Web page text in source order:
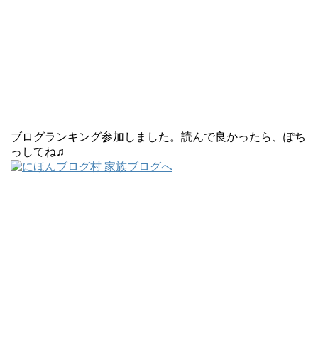
ブログランキング参加しました。読んで良かったら、ぽち
っしてね♫